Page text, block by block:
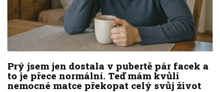
Prý jsem jen dostala v pubertě pár facek a
to je přece normální. Teď mám kvůli
nemocné matce překopat celý svůj život